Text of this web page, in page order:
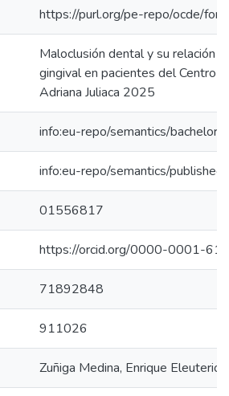
https://purl.org/pe-repo/ocde/
Maloclusión dental y su relación
gingival en pacientes del Centro
Adriana Juliaca 2025
info:eu-repo/semantics/
info:eu-repo/semantics/
01556817
https://orcid.org/0000-0001-
71892848
911026
Zuñiga Medina, Enrique Eleuterio